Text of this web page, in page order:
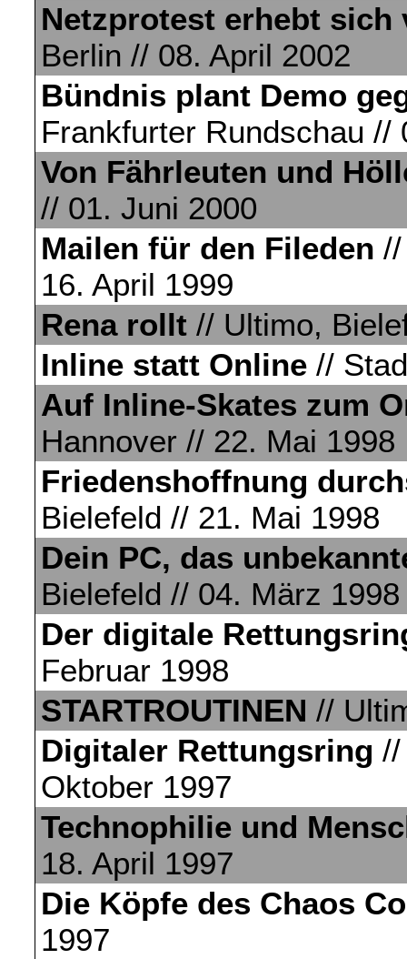
Netzprotest erhebt
Berlin // 08. April 2002
Bündnis plant Demo
Frankfurter Rundschau //
Von Fährleuten und
// 01. Juni 2000
Mailen für den Fileden
16. April 1999
Rena rollt // Ultimo,
Inline statt Online //
Auf Inline-Skates zum
Hannover // 22. Mai 1998
Friedenshoffnung
Bielefeld // 21. Mai 1998
Dein PC, das
Bielefeld // 04. März 1998
Der digitale
Februar 1998
STARTROUTINEN //
Digitaler Rettungsring //
Oktober 1997
Technophilie und
18. April 1997
Die Köpfe des Chaos
1997